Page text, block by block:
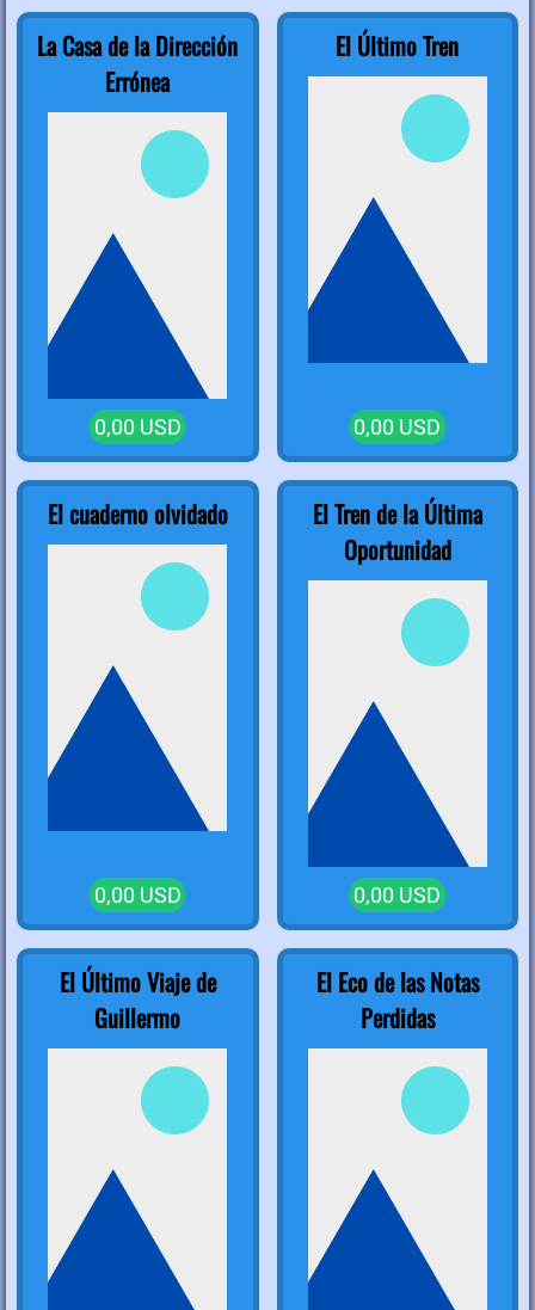
La Casa de la Dirección
Errónea
0,00 USD
El Último Tren
0,00 USD
El cuaderno olvidado
0,00 USD
El Tren de la Última
Oportunidad
0,00 USD
El Último Viaje de
Guillermo
El Eco de las Notas
Perdidas